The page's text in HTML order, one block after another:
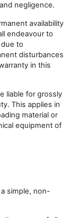
negligence.
availability
endeavour to
to
disturbances
in this
liable for grossly
This applies in
material or
equipment of
simple, non-